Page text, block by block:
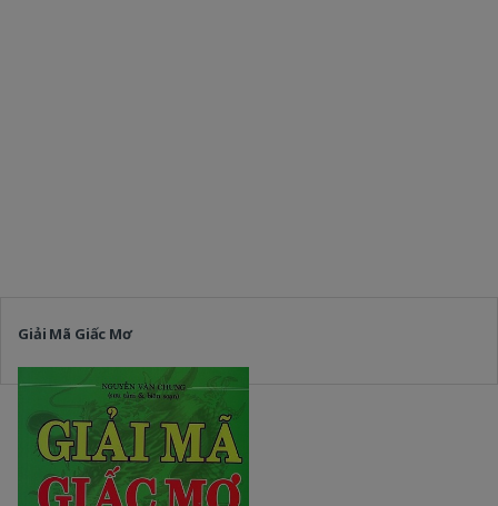
Giải Mã Giấc Mơ